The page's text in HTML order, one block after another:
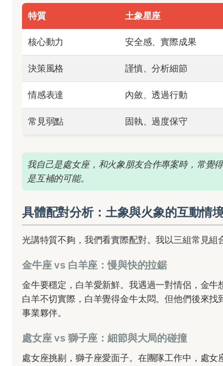
特質 土象星座
核心動力 安全感、實際成果
決策風格 謹慎、分析細節
情感表達 內斂、透過行動
常見弱點 固執、過度保守
我自己是處女座，和火象朋友合作專案時，常覺
是互補的可能。
具體配對分析：土象與火象的互動情
光講特質不夠，我們看實際配對。我以三組常見組
金牛座 vs 白羊座：慢與快的拉鋸
金牛要穩定，白羊愛新鮮。我遇過一對情侶，金
白羊不切實際，白羊覺得金牛太悶。但他們後來
事業夥伴。
處女座 vs 獅子座：細節與大局的碰撞
處女座挑剔，獅子座愛面子。在團隊工作中，處